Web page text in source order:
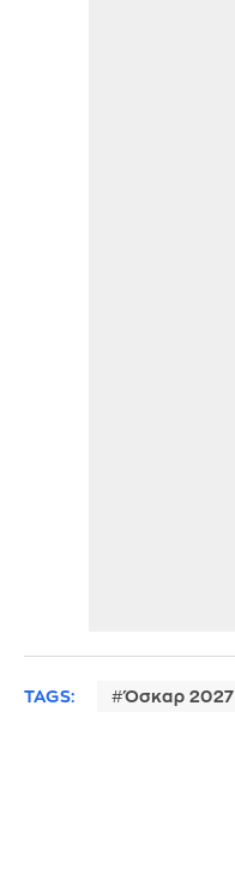
TAGS: Όσκαρ 2027